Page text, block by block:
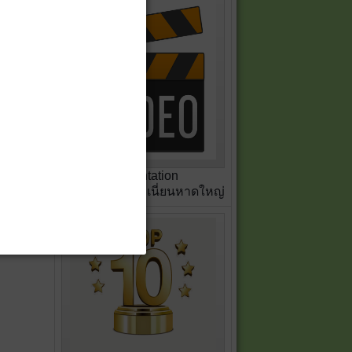
Presentation
สหกรณ์เครดิตยูเนี่ยนหาดใหญ่